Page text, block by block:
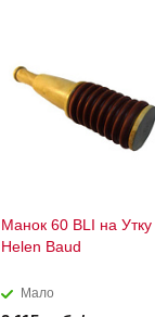
Манок 60 BLI на Утку
Helen Baud
Мало